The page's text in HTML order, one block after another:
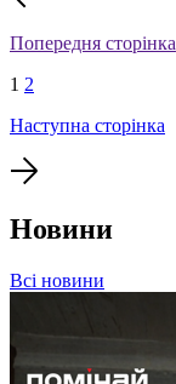
Попередня сторінка
1 2
Наступна сторінка
Новини
Всі новини